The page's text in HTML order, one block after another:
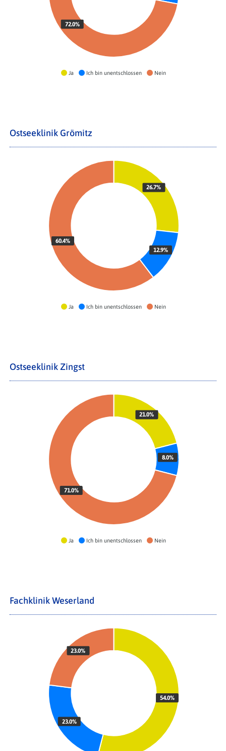
Ja Ich bin unentschlossen Nein
72.0%
Ostseeklinik Grömitz
Ja Ich bin unentschlossen Nein
26.7%
12.9%
60.4%
Ostseeklinik Zingst
Ja Ich bin unentschlossen Nein
21.0%
8.0%
71.0%
Fachklinik Weserland
54.0%
23.0%
23.0%